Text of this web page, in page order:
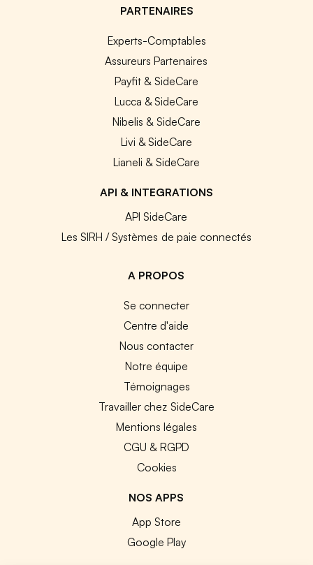
PARTENAIRES
Experts-Comptables
Assureurs Partenaires
Payfit & SideCare
Lucca & SideCare
Nibelis & SideCare
Livi & SideCare
Lianeli & SideCare
API & INTEGRATIONS
API SideCare
Les SIRH / Systèmes de paie connectés
A PROPOS
Se connecter
Centre d'aide
Nous contacter
Notre équipe
Témoignages
Travailler chez SideCare
Mentions légales
CGU & RGPD
Cookies
NOS APPS
App Store
Google Play